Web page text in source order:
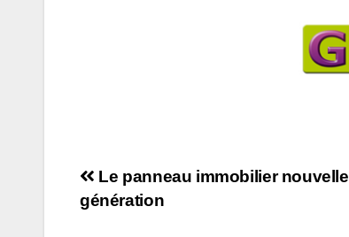
Navigation
de
Le panneau immobilier nouvelle
génération